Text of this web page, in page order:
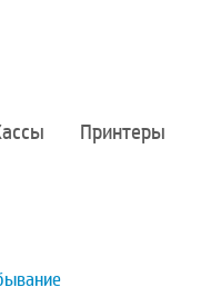
Принтеры